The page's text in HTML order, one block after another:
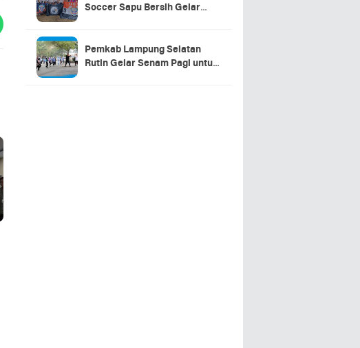
Soccer Sapu Bersih Gelar
Pemkab Lampung Selatan
Rutin Gelar Senam Pagi untuk